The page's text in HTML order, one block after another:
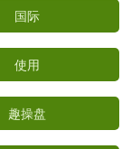
国际
使用
趣操盘